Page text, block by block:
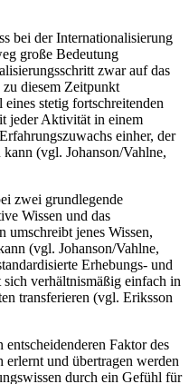
bei der Internationalisierung
große Bedeutung
zwar auf das
zu diesem Zeitpunkt
stetig fortschreitenden
jeder Aktivität in einem
einher, der
(vgl. Johanson/Vahlne,
zwei grundlegende
Wissen und das
umschreibt jenes Wissen,
(vgl. Johanson/Vahlne,
Erhebungs- und
sich verhältnismäßig einfach in
transferieren (vgl. Eriksson
Faktor des
erlernt und übertragen werden
durch ein Gefühl für